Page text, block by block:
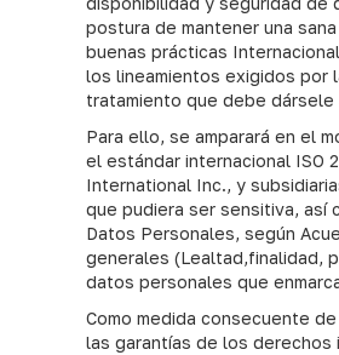
postura de mantener una
buenas prácticas
los lineamientos exigidos por
tratamiento que debe dársele
Para ello, se amparará en el
el estándar internacional ISO
International Inc., y
que pudiera ser sensitiva, así
Datos Personales, según
generales (Lealtad,finalidad,
datos personales que
Como medida consecuente
las garantías de los derechos